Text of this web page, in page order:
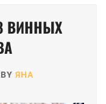
ВИННЫХ
BY ЯНА